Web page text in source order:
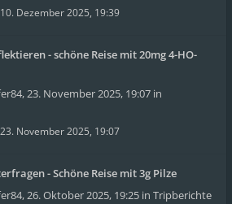
10. Dezember 2025, 19:39
- schöne Reise mit 20mg 4-HO-
,23. November 2025, 19:07 in
23. November 2025, 19:07
- Schöne Reise mit 3g Pilze
,26. Oktober 2025, 19:25 in Tripberichte